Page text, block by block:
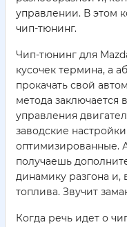
управлении. В этом
чип-тюнинг.
Чип-тюнинг для
кусочек термина, а
прокачать свой
метода
управления
заводские
оптимизированные.
получаешь
динамику разгона
топлива. Звучит
Когда речь идет о